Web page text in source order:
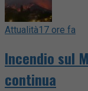
Attualità17 ore fa
Incendio sul
continua